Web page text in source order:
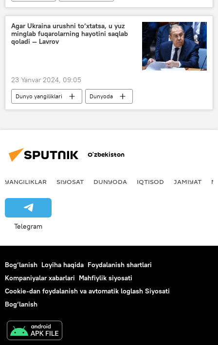
tibbiyot muassasi
Sog‘liqni saqlash vazirligi (SSV)
Shavkat Mirziyoyev
talabalar
Agar Ukraina urushni to‘xtatsa, u yuz
minglab fuqarolarning hayotini saqlab
qoladi — Lavrov
23 Yanvar 2024, 09:05
Dunyo yangiliklari
Dunyoda
Rossiya
BMT
Ukraina
O‘zbekiston
YANGILIKLAR SIYOSAT DUNYODA IQTISOD JAMIYAT
Telegram
Bog‘lanish Loyiha haqida Foydalanish shartlari
Kompaniyalar xabarlari Mahfiylik siyosati
Cookie-dan foydalanish va avtomatik loglash Siyosati
Bog‘lanish